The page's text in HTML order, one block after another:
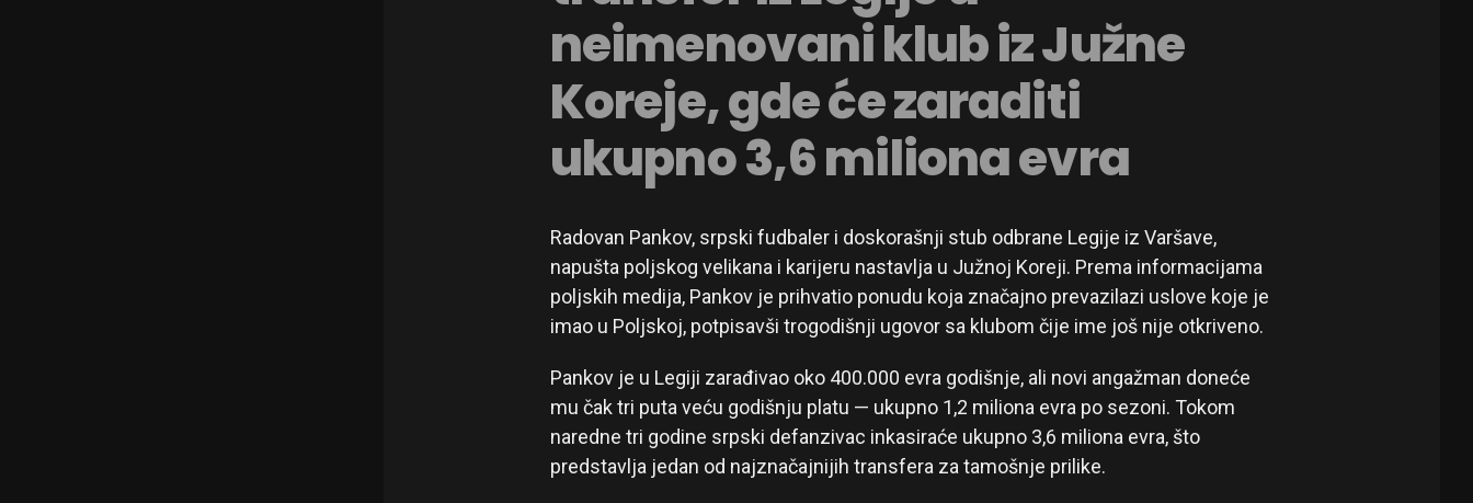
neimenovani klub iz Južne
Koreje, gde će zaraditi
ukupno 3,6 miliona evra
Radovan Pankov, srpski fudbaler i doskorašnji stub odbrane Legije iz Varšave,
napušta poljskog velikana i karijeru nastavlja u Južnoj Koreji. Prema informacijama
poljskih medija, Pankov je prihvatio ponudu koja značajno prevazilazi uslove koje je
imao u Poljskoj, potpisavši trogodišnji ugovor sa klubom čije ime još nije otkriveno.
Pankov je u Legiji zarađivao oko 400.000 evra godišnje, ali novi angažman doneće
mu čak tri puta veću godišnju platu — ukupno 1,2 miliona evra po sezoni. Tokom
naredne tri godine srpski defanzivac inkasiraće ukupno 3,6 miliona evra, što
predstavlja jedan od najznačajnijih transfera za tamošnje prilike.